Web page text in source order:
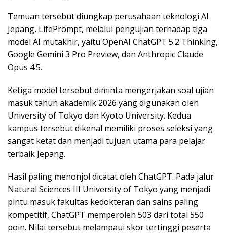
Temuan tersebut diungkap perusahaan teknologi AI
Jepang, LifePrompt, melalui pengujian terhadap tiga
model AI mutakhir, yaitu OpenAI ChatGPT 5.2 Thinking,
Google Gemini 3 Pro Preview, dan Anthropic Claude
Opus 4.5.
Ketiga model tersebut diminta mengerjakan soal ujian
masuk tahun akademik 2026 yang digunakan oleh
University of Tokyo dan Kyoto University. Kedua
kampus tersebut dikenal memiliki proses seleksi yang
sangat ketat dan menjadi tujuan utama para pelajar
terbaik Jepang.
Hasil paling menonjol dicatat oleh ChatGPT. Pada jalur
Natural Sciences III University of Tokyo yang menjadi
pintu masuk fakultas kedokteran dan sains paling
kompetitif, ChatGPT memperoleh 503 dari total 550
poin. Nilai tersebut melampaui skor tertinggi peserta